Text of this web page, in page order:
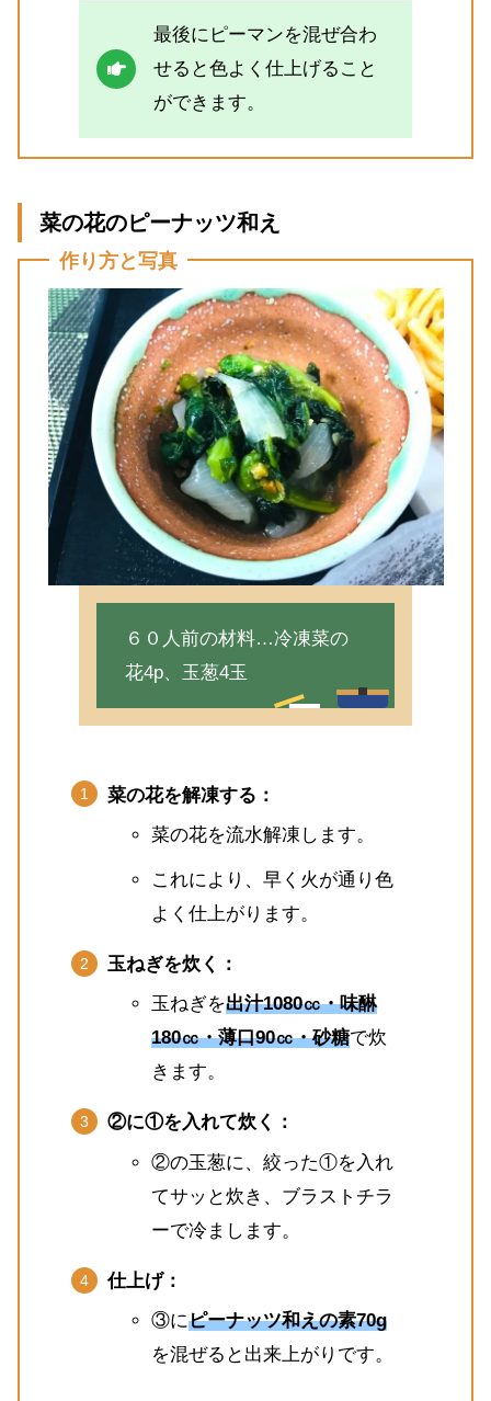
最後にピーマンを混ぜ合わ
せると色よく仕上げること
ができます。
菜の花のピーナッツ和え
作り方と写真
６０人前の材料…冷凍菜の
花4p、玉葱4玉
菜の花を解凍する：
菜の花を流水解凍します。
これにより、早く火が通り色
よく仕上がります。
玉ねぎを炊く：
玉ねぎを出汁1080㏄・味醂
180㏄・薄口90㏄・砂糖で炊
きます。
②に①を入れて炊く：
②の玉葱に、絞った①を入れ
てサッと炊き、ブラストチラ
ーで冷まします。
仕上げ：
③にピーナッツ和えの素70g
を混ぜると出来上がりです。